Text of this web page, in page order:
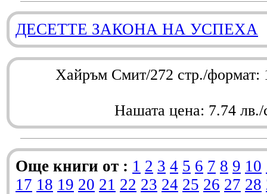
ДЕСЕТТЕ ЗАКОНА НА УСПЕХА
Хайръм Смит/272 стр./
Нашата цена: 7.74 лв./
Още книги от : 1 2 3 4 5 6 7 8 9 10
17 18 19 20 21 22 23 24 25 26 27 28